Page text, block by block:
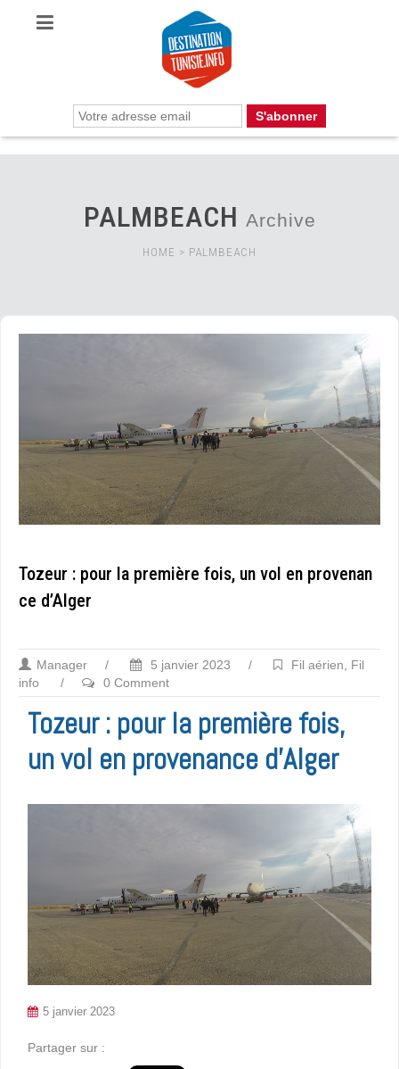
PALMBEACH Archive
HOME > PALMBEACH
Tozeur : pour la première fois, un vol en provenan
ce d’Alger
Manager / 5 janvier 2023 / Fil aérien
Fil
info
/ 0 Comment
Tozeur : pour la première fois,
un vol en provenance d’Alger
5 janvier 2023
Partager sur :